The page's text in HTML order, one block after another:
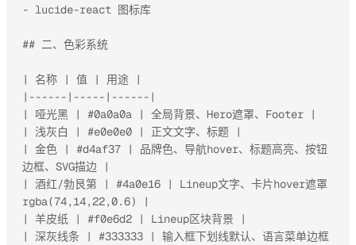
- lucide-react 图标库
## 二、色彩系统
| 名称 | 值 | 用途 |
|------|-----|------|
| 哑光黑 | #0a0a0a | 全局背景、Hero遮罩、Footer |
| 浅灰白 | #e0e0e0 | 正文文字、标题 |
| 金色 | #d4af37 | 品牌色、导航hover、标题高亮、按钮
边框、SVG描边 |
| 酒红/勃艮第 | #4a0e16 | Lineup文字、卡片hover遮罩
rgba(74,14,22,0.6) |
| 羊皮纸 | #f0e6d2 | Lineup区块背景 |
| 深灰线条 | #333333 | 输入框下划线默认、语言菜单边框